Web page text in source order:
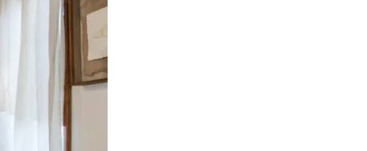
abajo, o bien tocando y deslizando la pantalla.